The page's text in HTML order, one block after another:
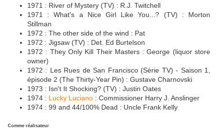
1971 : River of Mystery (TV) : R.J. Twitchell
1971 : What's a Nice Girl Like You...? (TV) : Morton
Stillman
1972 : The other side of the wind : Pat
1972 : Jigsaw (TV) : Det. Ed Burtelson
1972 : They Only Kill Their Masters : George (liquor store
owner)
1972 : Les Rues de San Francisco (Série TV) - Saison 1,
épisode 2 (The Thirty-Year Pin) : Gustave Charnovski
1973 : Isn't It Shocking? (TV) : Justin Oates
1974 : Lucky Luciano : Commissioner Harry J. Anslinger
1974 : 99 and 44/100% Dead : Uncle Frank Kelly
Comme réalisateur